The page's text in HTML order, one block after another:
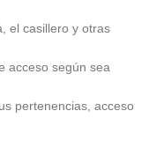
el casillero y otras
acceso según sea
pertenencias, acceso